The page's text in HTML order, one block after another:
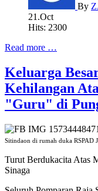
By
21.Oct
Hits: 2300
Read more …
Keluarga
Kehilangan
"Guru" di
Sitindaon di rumah duka RSPAD
Turut Berdukacita Atas
Sinaga